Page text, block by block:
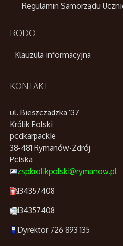
Regulamin Samorządu
RODO
Klauzula informacyjna
KONTAKT
ul. Bieszczadzka 137
Królik Polski
podkarpackie
38-481 Rymanów-Zdrój
Polska
zspkrolikpolski@rymanow.pl
134357408
134357408
Dyrektor 726 893 135